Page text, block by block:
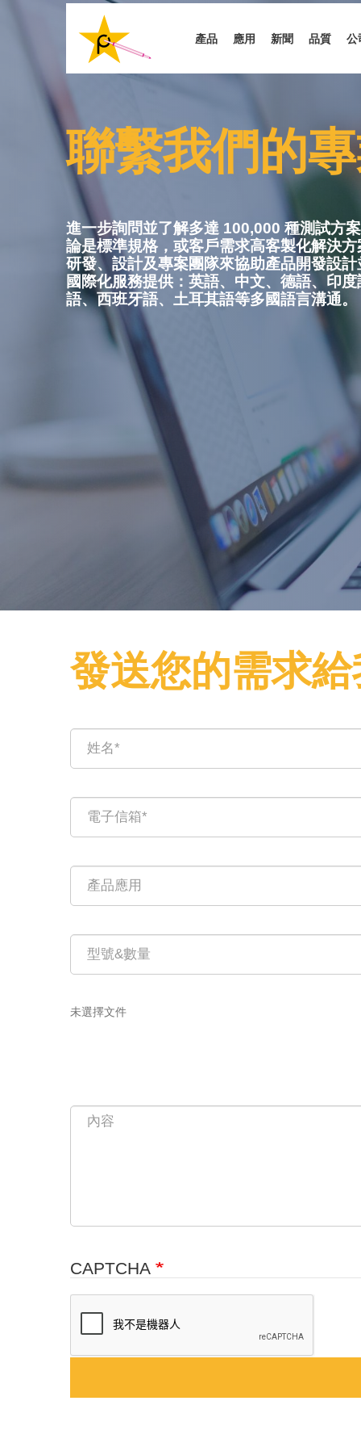
產品 應用 新聞 品質 公
聯繫我們的
進一步詢問並了解多達 100,000 種測試方
論是標準規格，或客戶需求高客製化解決
研發、設計及專案團隊來協助產品開發設
國際化服務提供：英語、中文、德語、印
語、西班牙語、土耳其語等多國語言溝通。
發送您的需求
未選擇文件
CAPTCHA